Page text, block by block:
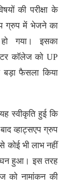
की परीक्षा के
ग्रुप में भेजने का
गया। इसका
कॉलेज को UP
बड़ा फैसला किया
स्वीकृति हुई कि
व्हाट्सएप ग्रुप
कोई भी लाभ नहीं
हुआ। इस तरह
को नामांकन की